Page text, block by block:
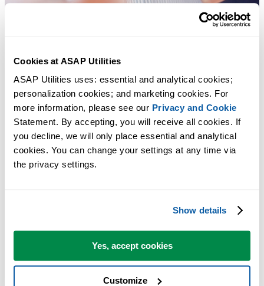
Cookies at ASAP Utilities
ASAP Utilities uses: essential and analytical cookies;
personalization cookies; and marketing cookies. For
more information, please see our Privacy and Cookie
Statement. By accepting, you will receive all cookies. If
you decline, we will only place essential and analytical
cookies. You can change your settings at any time via
the privacy settings.
Show details
Yes, accept cookies
Customize
Практичные инструменты, которых многим пользователям
не хватает в самом Excel.
Вы можете начать работу сразу. Обучение не требуется.